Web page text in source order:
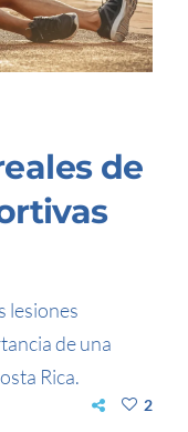
de
lesiones
de una
Rica.
2